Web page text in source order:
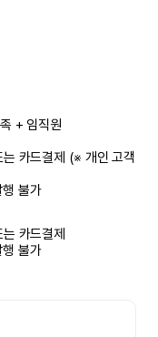
+ 임직원
카드결제 (※ 개인 고객
불가
카드결제
불가